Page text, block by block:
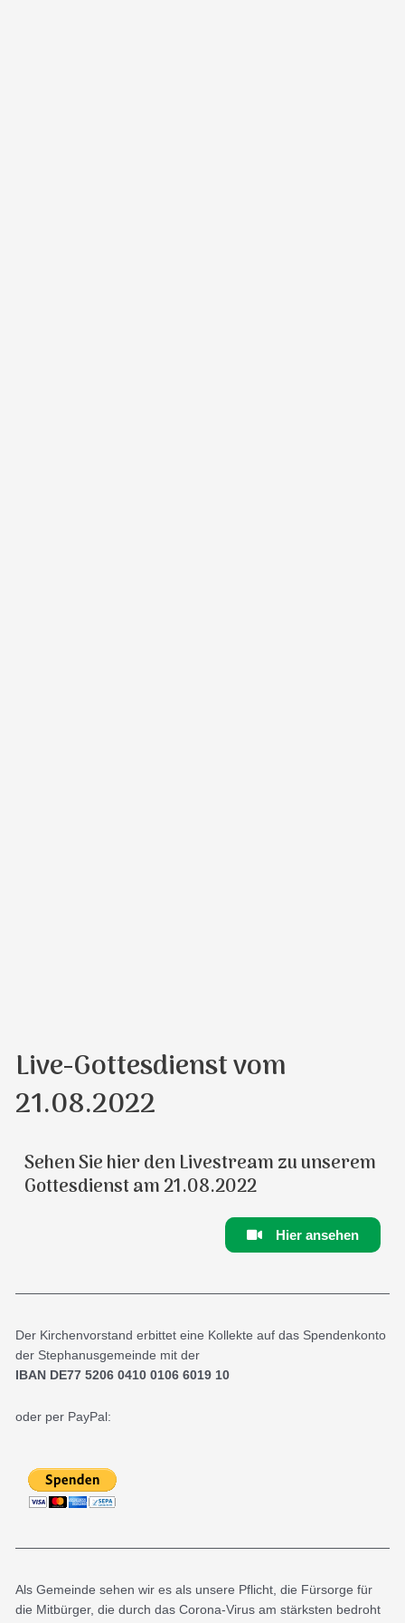
Live-Gottesdienst vom
21.08.2022
Sehen Sie hier den Livestream zu unserem
Gottesdienst am 21.08.2022
Hier ansehen
Der Kirchenvorstand erbittet eine Kollekte auf das Spendenkonto
der Stephanusgemeinde mit der
IBAN DE77 5206 0410 0106 6019 10
oder per PayPal:
Als Gemeinde sehen wir es als unsere Pflicht, die Fürsorge für
die Mitbürger, die durch das Corona-Virus am stärksten bedroht